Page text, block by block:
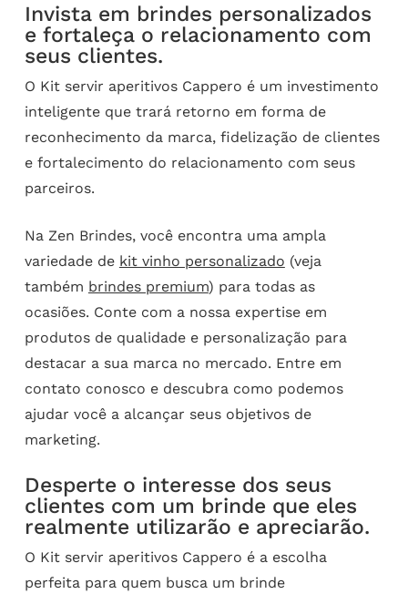
Invista em brindes personalizados
e fortaleça o relacionamento com
seus clientes.
O Kit servir aperitivos Cappero é um investimento
inteligente que trará retorno em forma de
reconhecimento da marca, fidelização de clientes
e fortalecimento do relacionamento com seus
parceiros.
Na Zen Brindes, você encontra uma ampla
variedade de kit vinho personalizado (veja
também brindes premium) para todas as
ocasiões. Conte com a nossa expertise em
produtos de qualidade e personalização para
destacar a sua marca no mercado. Entre em
contato conosco e descubra como podemos
ajudar você a alcançar seus objetivos de
marketing.
Desperte o interesse dos seus
clientes com um brinde que eles
realmente utilizarão e apreciarão.
O Kit servir aperitivos Cappero é a escolha
perfeita para quem busca um brinde